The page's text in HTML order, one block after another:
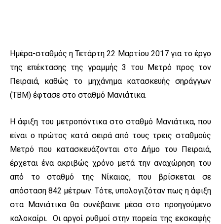
Ημέρα-σταθμός η Τετάρτη 22 Μαρτίου 2017 για το έργο
της επέκτασης της γραμμής 3 του Μετρό προς τον
Πειραιά, καθώς το μηχάνημα κατασκευής σηράγγων
(TBM) έφτασε στο σταθμό Μανιάτικα.
Η άφιξη του μετροπόντικα στο σταθμό Μανιάτικα, που
είναι ο πρώτος κατά σειρά από τους τρεις σταθμούς
Μετρό που κατασκευάζονται στο Δήμο του Πειραιά,
έρχεται ένα ακριβώς χρόνο μετά την αναχώρηση του
από το σταθμό της Νίκαιας, που βρίσκεται σε
απόσταση 842 μέτρων. Τότε, υπολογιζόταν πως η άφιξη
στα Μανιάτικα θα συνέβαινε μέσα στο προηγούμενο
καλοκαίρι. Οι αργοί ρυθμοί στην πορεία της εκσκαφής